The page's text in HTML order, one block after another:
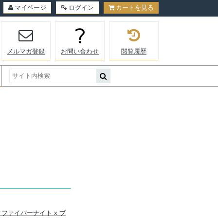
マイページ ログイン カートを見る
メルマガ登録 お問い合わせ 閲覧履歴
ァイバーナイト x ブ